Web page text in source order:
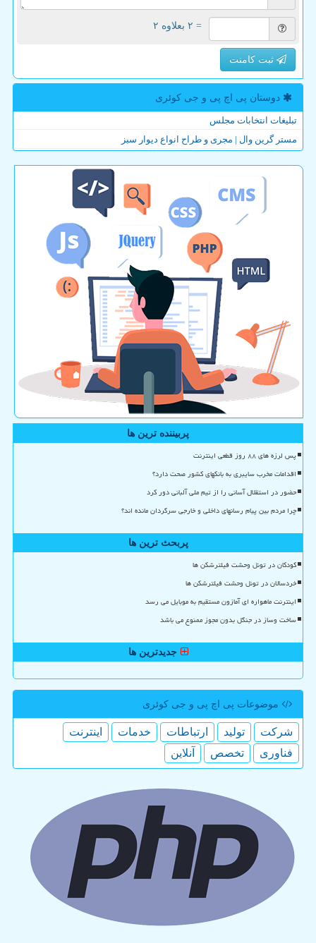
= ۲ بعلاوه ۲
ثبت کامنت
دوستان پی اچ پی و جی كوئری
تبلیغات انتخابات مجلس
مستر گرین وال | مجری و طراح انواع دیوار سبز
پربیننده ترین ها
پس لرزه های ۸۸ روز قطعی اینترنت
اقدامات مخرب سایبری به بانکهای کشور صحت دارد؟
حضور در استقلال آسانی را از تیم ملی آلبانی دور کرد
چرا مردم بین پیام رسانهای داخلی و خارجی سرگردان مانده اند؟
پربحث ترین ها
کودکان در تونل وحشت فیلترشکن ها
خردسالان در تونل وحشت فیلترشکن ها
اینترنت ماهواره ای آمازون مستقیم به موبایل می رسد
ساخت وساز در جنگل بدون مجوز ممنوع می باشد
جدیدترین ها
موضوعات پی اچ پی و جی كوئری
شركت تولید ارتباطات خدمات
اینترنت
فناوری
تخصص آنلاین